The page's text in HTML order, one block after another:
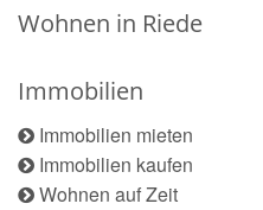
Wohnen in Riede
Immobilien
Immobilien mieten
Immobilien kaufen
Wohnen auf Zeit